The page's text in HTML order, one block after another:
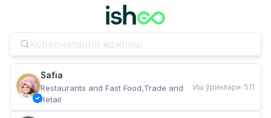
Safia
Restaurants and Fast Food,Trade and
Retail
Иш ўринлари: 511